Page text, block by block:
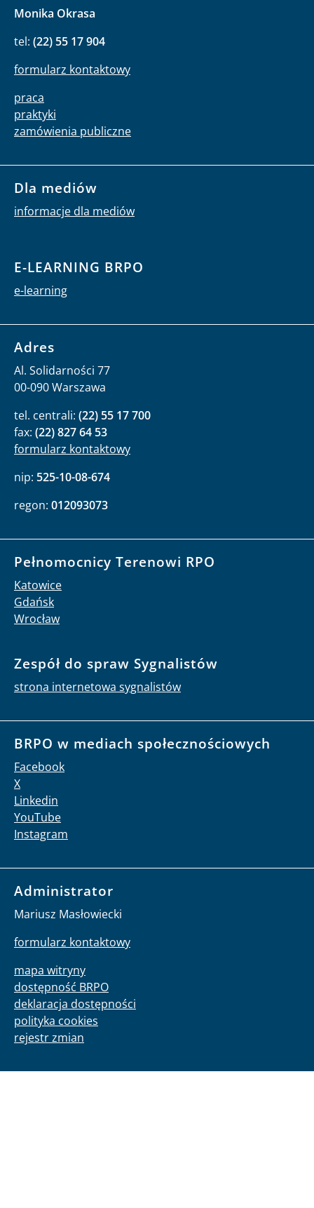
Monika Okrasa
tel: (22) 55 17 904
formularz kontaktowy
praca
praktyki
zamówienia publiczne
Dla mediów
informacje dla mediów
E-LEARNING BRPO
e-learning
Adres
Al. Solidarności 77
00-090 Warszawa
tel. centrali: (22) 55 17 700
fax: (22) 827 64 53
formularz kontaktowy
nip: 525-10-08-674
regon: 012093073
Pełnomocnicy Terenowi RPO
Katowice
Gdańsk
Wrocław
Zespół do spraw Sygnalistów
strona internetowa sygnalistów
BRPO w mediach społecznościowych
Facebook
X
Linkedin
YouTube
Instagram
Administrator
Mariusz Masłowiecki
formularz kontaktowy
mapa witryny
dostępność BRPO
deklaracja dostępności
polityka cookies
rejestr zmian